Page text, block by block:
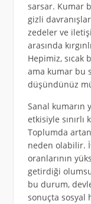
sarsar. Kumar
gizli
zedeler ve
arasında
Hepimiz, sıcak
ama kumar bu
düşündünüz
Sanal kumarın
etkisiyle sınırlı
Toplumda artan
neden olabilir.
oranlarının
getirdiği
bu durum,
sonuçta sosyal